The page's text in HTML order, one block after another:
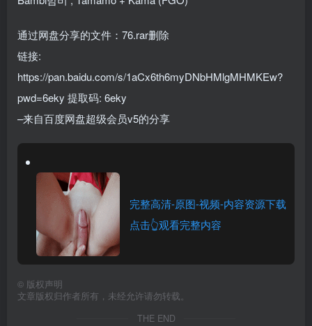
通过网盘分享的文件：76.rar删除
链接:
https://pan.baidu.com/s/1aCx6th6myDNbHMlgMHMKEw?
pwd=6eky 提取码: 6eky
–来自百度网盘超级会员v5的分享
完整高清-原图-视频-内容资源下载
点击👆观看完整内容
© 版权声明
文章版权归作者所有，未经允许请勿转载。
THE END